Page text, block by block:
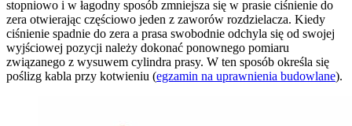
stopniowo i w łagodny sposób zmniejsza się w prasie ciśnienie do
zera otwierając częściowo jeden z zaworów rozdzielacza. Kiedy
ciśnienie spadnie do zera a prasa swobodnie odchyla się od swojej
wyjściowej pozycji należy dokonać ponownego pomiaru
związanego z wysuwem cylindra prasy. W ten sposób określa się
poślizg kabla przy kotwieniu (egzamin na uprawnienia budowlane).